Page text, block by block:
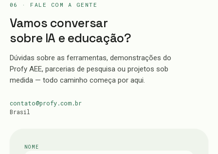
06 · FALE COM A GENTE
Vamos conversar
sobre IA e educação?
Dúvidas sobre as ferramentas, demonstrações do
Profy AEE, parcerias de pesquisa ou projetos sob
medida — todo caminho começa por aqui.
contato@profy.com.br
Brasil
NOME